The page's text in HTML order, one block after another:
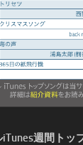
iTunes週間ト